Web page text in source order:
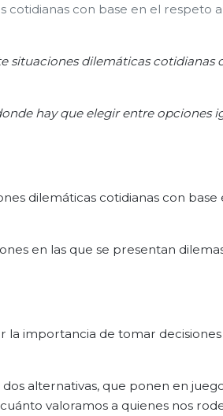
con base en el respeto
situaciones dilemáticas cotidianas
hay que elegir entre opciones
dilemáticas cotidianas con base
en las que se presentan
importancia de tomar
alternativas, que ponen en
valoramos a quienes nos